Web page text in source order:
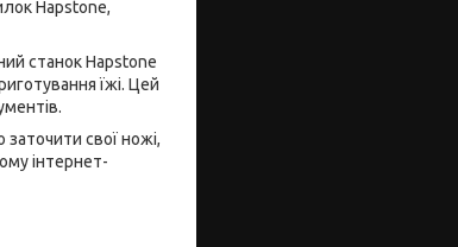
Hapstone,
станок Hapstone
їжі. Цей
свої ножі,
інтернет-